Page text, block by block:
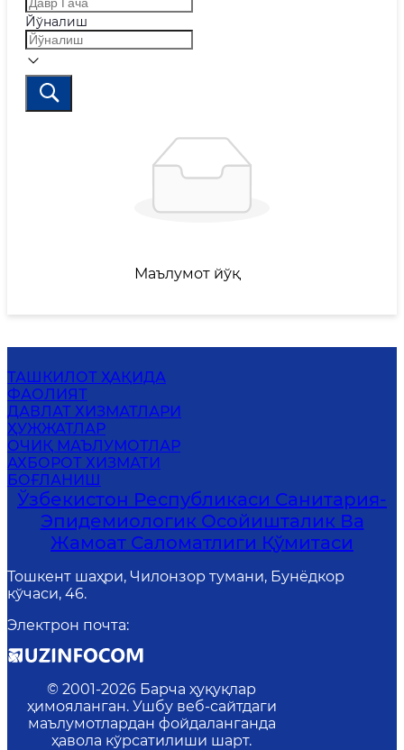
Йўналиш
Маълумот йўқ
ТАШКИЛОТ ҲАҚИДА
ФАОЛИЯТ
ДАВЛАТ ХИЗМАТЛАРИ
ҲУЖЖАТЛАР
ОЧИҚ МАЪЛУМОТЛАР
АХБОРОТ ХИЗМАТИ
БОҒЛАНИШ
Ўзбекистон Республикаси Санитария-
Эпидемиологик Осойишталик Ва
Жамоат Саломатлиги Қўмитаси
Тошкент шаҳри, Чилонзор тумани, Бунёдкор
кўчаси, 46.
Электрон почта:
© 2001-2026 Барча ҳуқуқлар
ҳимояланган. Ушбу веб-сайтдаги
маълумотлардан фойдаланганда
ҳавола кўрсатилиши шарт.